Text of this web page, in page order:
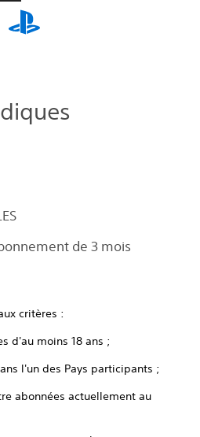
de 3 mois
critères :
moins 18 ans ;
des Pays participants ;
actuellement au